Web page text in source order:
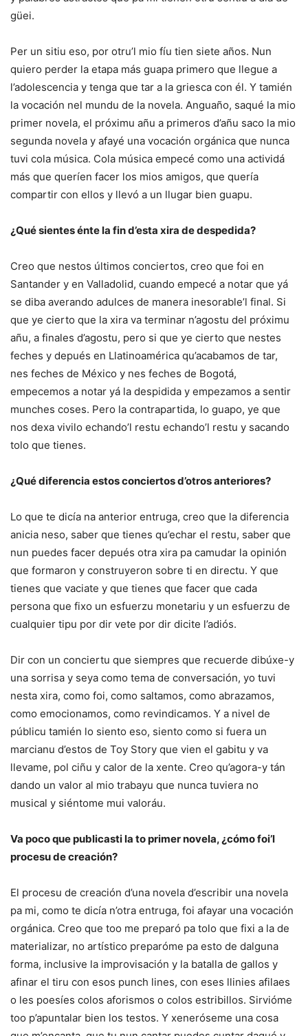
güei.
Per un sitiu eso, por otru’l mio fíu tien siete años. Nun
quiero perder la etapa más guapa primero que llegue a
l’adolescencia y tenga que tar a la griesca con él. Y tamién
la vocación nel mundu de la novela. Anguaño, saqué la mio
primer novela, el próximu añu a primeros d’añu saco la mio
segunda novela y afayé una vocación orgánica que nunca
tuvi cola música. Cola música empecé como una actividá
más que queríen facer los mios amigos, que quería
compartir con ellos y llevó a un llugar bien guapu.
¿Qué sientes énte la fin d’esta xira de despedida?
Creo que nestos últimos conciertos, creo que foi en
Santander y en Valladolid, cuando empecé a notar que yá
se diba averando adulces de manera inesorable’l final. Si
que ye cierto que la xira va terminar n’agostu del próximu
añu, a finales d’agostu, pero si que ye cierto que nestes
feches y depués en Llatinoamérica qu’acabamos de tar,
nes feches de México y nes feches de Bogotá,
empecemos a notar yá la despidida y empezamos a sentir
munches coses. Pero la contrapartida, lo guapo, ye que
nos dexa vivilo echando’l restu echando’l restu y sacando
tolo que tienes.
¿Qué diferencia estos conciertos d’otros anteriores?
Lo que te dicía na anterior entruga, creo que la diferencia
anicia neso, saber que tienes qu’echar el restu, saber que
nun puedes facer depués otra xira pa camudar la opinión
que formaron y construyeron sobre ti en directu. Y que
tienes que vaciate y que tienes que facer que cada
persona que fixo un esfuerzu monetariu y un esfuerzu de
cualquier tipu por dir vete por dir dicite l’adiós.
Dir con un conciertu que siempres que recuerde dibúxe-y
una sorrisa y seya como tema de conversación, yo tuvi
nesta xira, como foi, como saltamos, como abrazamos,
como emocionamos, como revindicamos. Y a nivel de
públicu tamién lo siento eso, siento como si fuera un
marcianu d’estos de Toy Story que vien el gabitu y va
llevame, pol ciñu y calor de la xente. Creo qu’agora-y tán
dando un valor al mio trabayu que nunca tuviera no
musical y siéntome mui valoráu.
Va poco que publicasti la to primer novela, ¿cómo foi’l
procesu de creación?
El procesu de creación d’una novela d’escribir una novela
pa mi, como te dicía n’otra entruga, foi afayar una vocación
orgánica. Creo que too me preparó pa tolo que fixi a la de
materializar, no artístico preparóme pa esto de dalguna
forma, inclusive la improvisación y la batalla de gallos y
afinar el tiru con esos punch lines, con eses llinies afilaes
o les poesíes colos aforismos o colos estribillos. Sirvióme
too p’apuntalar bien los testos. Y xeneróseme una cosa